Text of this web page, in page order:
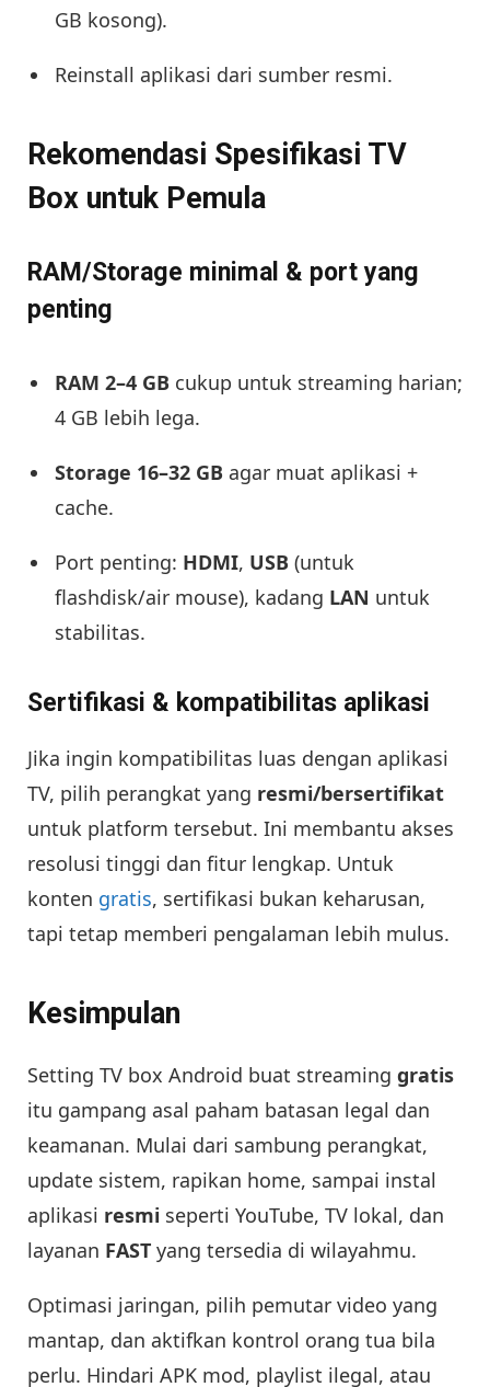
GB kosong).
Reinstall aplikasi dari sumber resmi.
Rekomendasi Spesifikasi TV
Box untuk Pemula
RAM/Storage minimal & port yang
penting
RAM 2–4 GB cukup untuk streaming harian;
4 GB lebih lega.
Storage 16–32 GB agar muat aplikasi +
cache.
Port penting: HDMI, USB (untuk
flashdisk/air mouse), kadang LAN untuk
stabilitas.
Sertifikasi & kompatibilitas aplikasi
Jika ingin kompatibilitas luas dengan aplikasi
TV, pilih perangkat yang resmi/bersertifikat
untuk platform tersebut. Ini membantu akses
resolusi tinggi dan fitur lengkap. Untuk
konten gratis, sertifikasi bukan keharusan,
tapi tetap memberi pengalaman lebih mulus.
Kesimpulan
Setting TV box Android buat streaming gratis
itu gampang asal paham batasan legal dan
keamanan. Mulai dari sambung perangkat,
update sistem, rapikan home, sampai instal
aplikasi resmi seperti YouTube, TV lokal, dan
layanan FAST yang tersedia di wilayahmu.
Optimasi jaringan, pilih pemutar video yang
mantap, dan aktifkan kontrol orang tua bila
perlu. Hindari APK mod, playlist ilegal, atau